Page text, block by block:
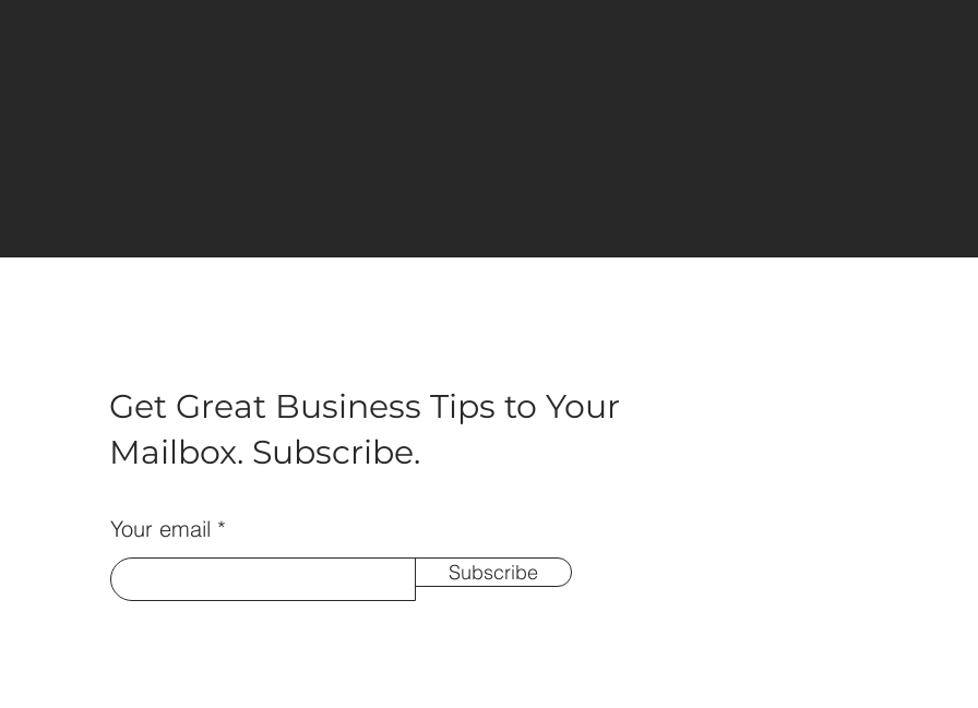
Get Great Business Tips to Your
Mailbox. Subscribe.
Your email
Subscribe